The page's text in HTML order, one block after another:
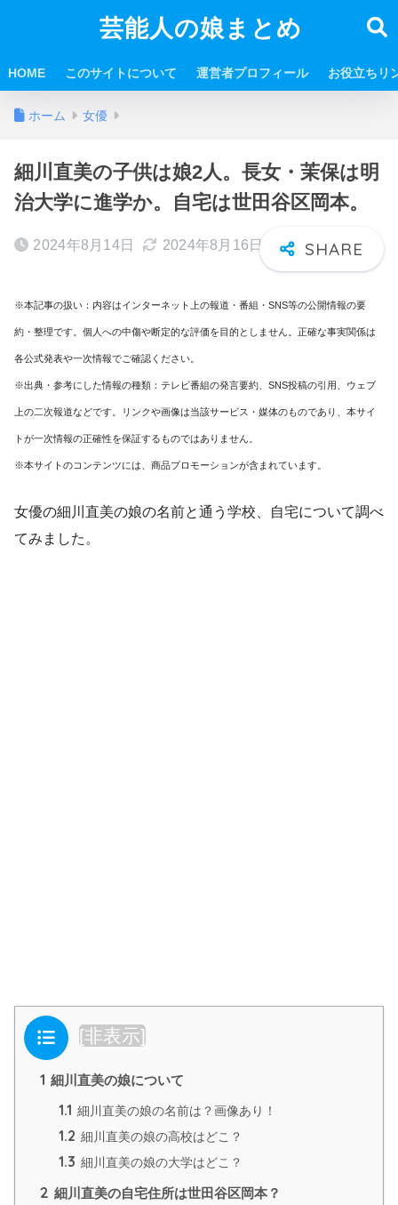
芸能人の娘まとめ
HOME このサイトについて 運営者プロフィール お役立ちリ
ホーム 女優
細川直美の子供は娘2人。長女・茉保は明
治大学に進学か。自宅は世田谷区岡本。
2024年8月14日 2024年8月16日
※本記事の扱い：内容はインターネット上の報道・番組・SNS等の公開情報の要
約・整理です。個人への中傷や断定的な評価を目的としません。正確な事実関係は
各公式発表や一次情報でご確認ください。
※出典・参考にした情報の種類：テレビ番組の発言要約、SNS投稿の引用、ウェブ
上の二次報道などです。リンクや画像は当該サービス・媒体のものであり、本サイ
トが一次情報の正確性を保証するものではありません。
※本サイトのコンテンツには、商品プロモーションが含まれています。
女優の細川直美の娘の名前と通う学校、自宅について調べ
てみました。
目次 [非表示]
1 細川直美の娘について
1.1 細川直美の娘の名前は？画像あり！
1.2 細川直美の娘の高校はどこ？
1.3 細川直美の娘の大学はどこ？
2 細川直美の自宅住所は世田谷区岡本？